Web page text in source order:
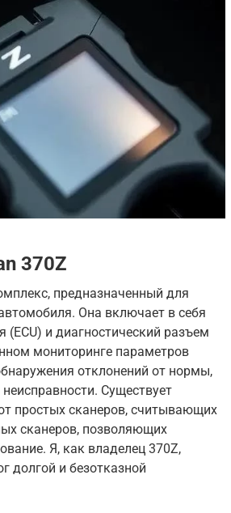
370Z
предназначенный для
Она включает в себя
и диагностический разъем
мониторинге параметров
отклонений от нормы,
Существует
простых сканеров, считывающих
сканеров, позволяющих
Я, как владелец 370Z,
долгой и безотказной